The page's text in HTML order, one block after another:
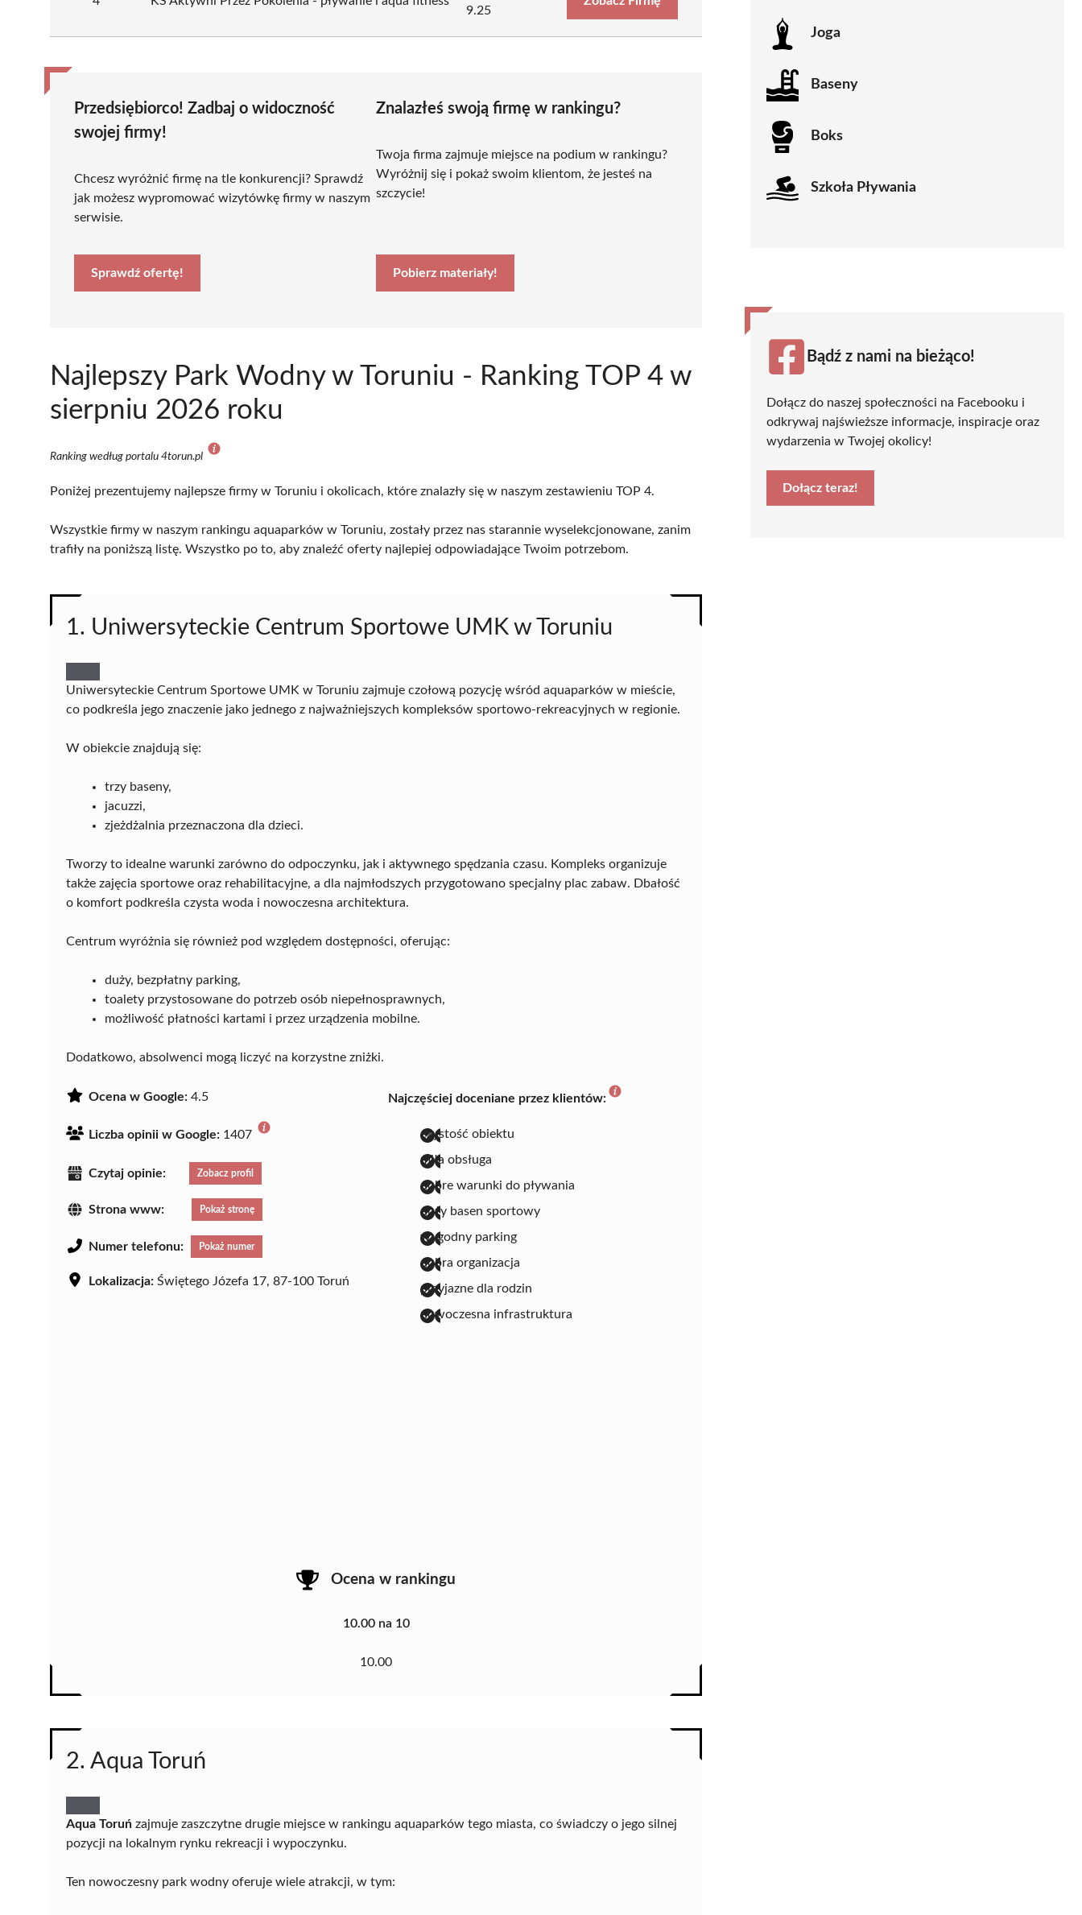
9.25
Przedsiębiorco! Zadbaj o widoczność
swojej firmy!
Chcesz wyróżnić firmę na tle konkurencji? Sprawdź
jak możesz wypromować wizytówkę firmy w naszym
serwisie.
Sprawdź ofertę!
Znalazłeś swoją firmę w rankingu?
Twoja firma zajmuje miejsce na podium w rankingu?
Wyróżnij się i pokaż swoim klientom, że jesteś na
szczycie!
Pobierz materiały!
Najlepszy Park Wodny w Toruniu - Ranking TOP 4 w
sierpniu 2026 roku
Ranking według portalu 4torun.pl
Poniżej prezentujemy najlepsze firmy w Toruniu i okolicach, które znalazły się w naszym zestawieniu TOP 4.
Wszystkie firmy w naszym rankingu aquaparków w Toruniu, zostały przez nas starannie wyselekcjonowane, zanim
trafiły na poniższą listę. Wszystko po to, aby znaleźć oferty najlepiej odpowiadające Twoim potrzebom.
1. Uniwersyteckie Centrum Sportowe UMK w Toruniu
Uniwersyteckie Centrum Sportowe UMK w Toruniu zajmuje czołową pozycję wśród aquaparków w mieście,
co podkreśla jego znaczenie jako jednego z najważniejszych kompleksów sportowo-rekreacyjnych w regionie.
W obiekcie znajdują się:
trzy baseny,
jacuzzi,
zjeżdżalnia przeznaczona dla dzieci.
Tworzy to idealne warunki zarówno do odpoczynku, jak i aktywnego spędzania czasu. Kompleks organizuje
także zajęcia sportowe oraz rehabilitacyjne, a dla najmłodszych przygotowano specjalny plac zabaw. Dbałość
o komfort podkreśla czysta woda i nowoczesna architektura.
Centrum wyróżnia się również pod względem dostępności, oferując:
duży, bezpłatny parking,
toalety przystosowane do potrzeb osób niepełnosprawnych,
możliwość płatności kartami i przez urządzenia mobilne.
Dodatkowo, absolwenci mogą liczyć na korzystne zniżki.
Ocena w Google: 4.5
Liczba opinii w Google: 1407
Czytaj opinie: Zobacz profil
Strona www: Pokaż stronę
Numer telefonu: Pokaż numer
Lokalizacja: Świętego Józefa 17, 87-100 Toruń
Najczęściej doceniane przez klientów:
czystość obiektu
miła obsługa
dobre warunki do pływania
duży basen sportowy
wygodny parking
dobra organizacja
przyjazne dla rodzin
nowoczesna infrastruktura
Ocena w rankingu
10.00 na 10
10.00
2. Aqua Toruń
Aqua Toruń zajmuje zaszczytne drugie miejsce w rankingu aquaparków tego miasta, co świadczy o jego silnej
pozycji na lokalnym rynku rekreacji i wypoczynku.
Ten nowoczesny park wodny oferuje wiele atrakcji, w tym:
Joga
Baseny
Boks
Szkoła Pływania
Bądź z nami na bieżąco!
Dołącz do naszej społeczności na Facebooku i
odkrywaj najświeższe informacje, inspiracje oraz
wydarzenia w Twojej okolicy!
Dołącz teraz!